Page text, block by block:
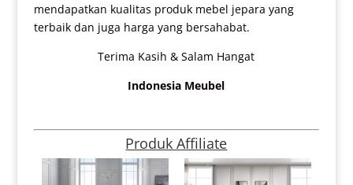
mendapatkan kualitas produk mebel jepara yang
terbaik dan juga harga yang bersahabat.
Terima Kasih & Salam Hangat
Indonesia Meubel
Produk Affiliate